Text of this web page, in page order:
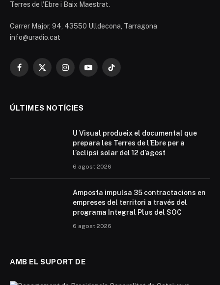
Terres de l'Ebre i Baix Maestrat.
Carrer Major, 94, 43550 Ulldecona, Tarragona
info@uradio.cat
Facebook
X
InstagramYouTubeTikTok
ÚLTIMES NOTÍCIES
U Visual produeix el documental que
prepara les Terres de l’Ebre per a
l’eclipsi solar del 12 d’agost
6 agost 2026
Amposta impulsa 35 contractacions en
empreses del territori a través del
programa Integral Plus del SOC
6 agost 2026
AMB EL SUPORT DE